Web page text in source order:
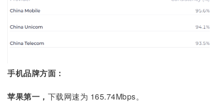
手机品牌方面：
苹果第一， 下载网速为 165.74Mbps。